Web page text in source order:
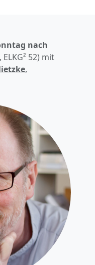
nach
, ELKG² 52) mit
,